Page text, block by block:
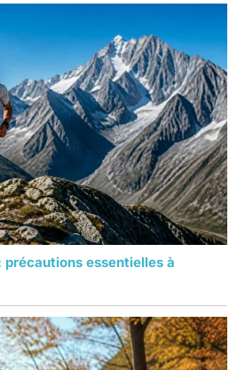
précautions essentielles à